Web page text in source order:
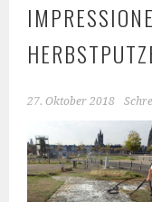
27. Oktober 2018